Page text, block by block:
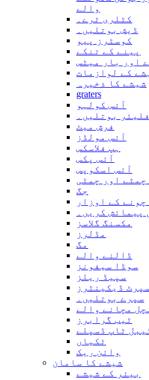
والے
کٹلری ٹرے۔
ڈیش بوتلیں۔
کوسٹرز پیو
پینے کے تنکے
اور بار میٹس
کے لوازمات
شیشے کا ذخیرہ
graters
آئس کولہو
فلیئر بوتلیں۔
فرش میٹ
آئس مولڈز
ہپ فلاسکس
آئس پکس
آئس اسکوپس
چمٹے اور چمٹی
جگ
کے اوزار
پیمائش کریں۔
مکسنگ گلاسز
مڈلرز
مگ
ڈالنے والے
سوڈا سیفونز
سپیڈ ریلز
ڈیکینٹرز
سپرے بوتلیں۔
مچانے والے
ٹیب گرابرز
ٹاپ ڈسپلے
ٹکیاں
وائن ریک
شیشے کا سامان
بیئر کے شیشے